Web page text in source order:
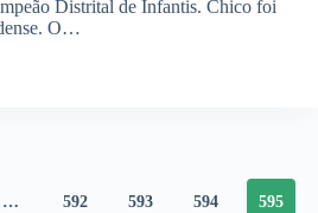
Distrital de Infantis. Chico foi
O…
… 592 593 594 595